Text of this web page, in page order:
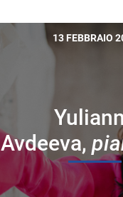
13 FEBBRAIO
Avdeeva,